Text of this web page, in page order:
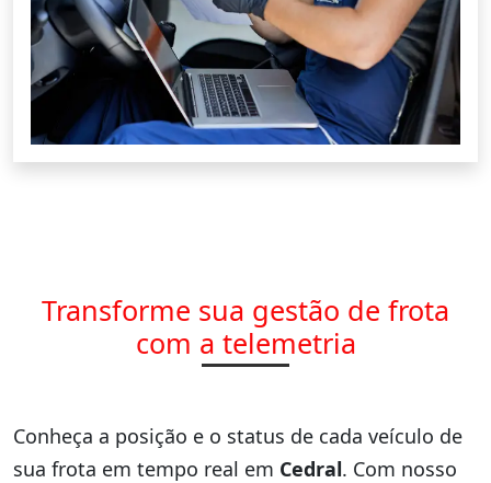
Transforme sua gestão de frota
com a telemetria
Conheça a posição e o status de cada veículo de
sua frota em tempo real em Cedral. Com nosso